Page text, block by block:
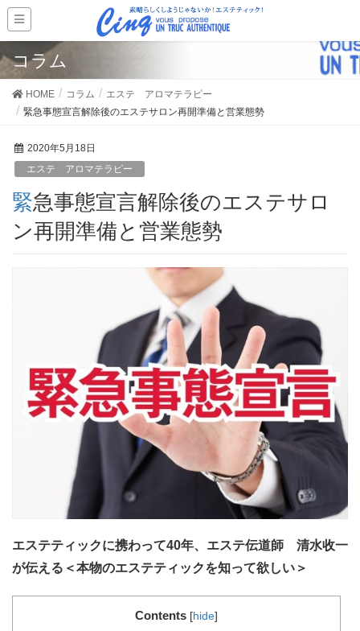
コラム
HOME コラム
エステ アロマテラピー
緊急事態宣言解除後のエステサロン再開準備と営業態勢
2020年5月18日
エステ アロマテラピー
緊急事態宣言解除後のエステサロ
ン再開準備と営業態勢
エステティックに携わって40年、エステ伝道師 清水收一
が伝える＜本物のエステティックを知って欲しい＞
Contents [hide]